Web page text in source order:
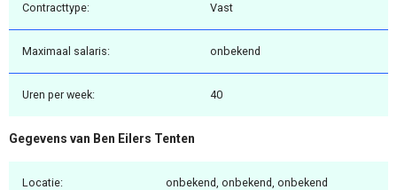
Contracttype: Vast
Maximaal salaris: onbekend
Uren per week: 40
Gegevens van Ben Eilers Tenten
Locatie: onbekend, onbekend, onbekend